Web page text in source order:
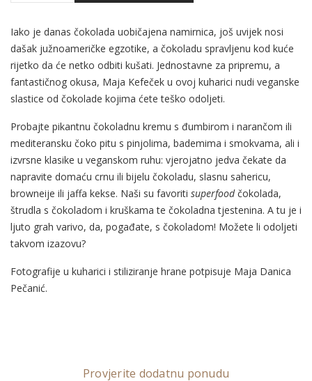
Iako je danas čokolada uobičajena namirnica, još uvijek nosi
dašak južnoameričke egzotike, a čokoladu spravljenu kod kuće
rijetko da će netko odbiti kušati. Jednostavne za pripremu, a
fantastičnog okusa, Maja Kefeček u ovoj kuharici nudi veganske
slastice od čokolade kojima ćete teško odoljeti.
Probajte pikantnu čokoladnu kremu s đumbirom i narančom ili
mediteransku čoko pitu s pinjolima, bademima i smokvama, ali i
izvrsne klasike u veganskom ruhu: vjerojatno jedva čekate da
napravite domaću crnu ili bijelu čokoladu, slasnu sahericu,
browneije ili jaffa kekse. Naši su favoriti superfoodčokolada,
štrudla s čokoladom i kruškama te čokoladna tjestenina. A tu je i
ljuto grah varivo, da, pogađate, s čokoladom! Možete li odoljeti
takvom izazovu?
Fotografije u kuharici i stiliziranje hrane potpisuje Maja Danica
Pečanić.
Provjerite dodatnu ponudu